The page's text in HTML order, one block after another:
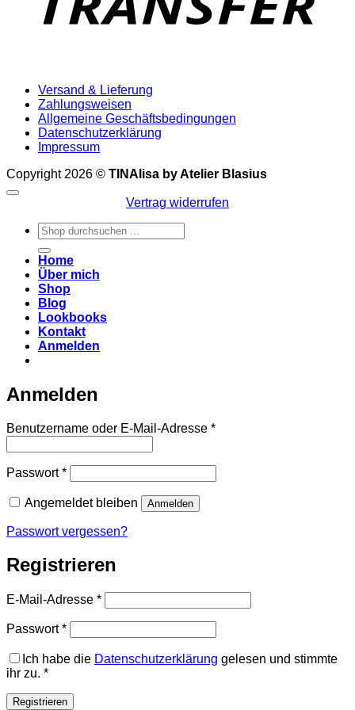
Versand & Lieferung
Zahlungsweisen
Allgemeine Geschäftsbedingungen
Datenschutzerklärung
Impressum
Copyright 2026 © TINAlisa by Atelier Blasius
Vertrag widerrufen
Suchen
nach:
Home
Über mich
Shop
Blog
Lookbooks
Kontakt
Anmelden
Anmelden
Benutzername oder E-Mail-Adresse *Erforderlich
Passwort*Erforderlich
Angemeldet bleiben Anmelden
Passwort vergessen?
Registrieren
E-Mail-Adresse *Erforderlich
Passwort*Erforderlich
Ich habe die Datenschutzerklärung gelesen und stimmte
ihr zu. *
Registrieren